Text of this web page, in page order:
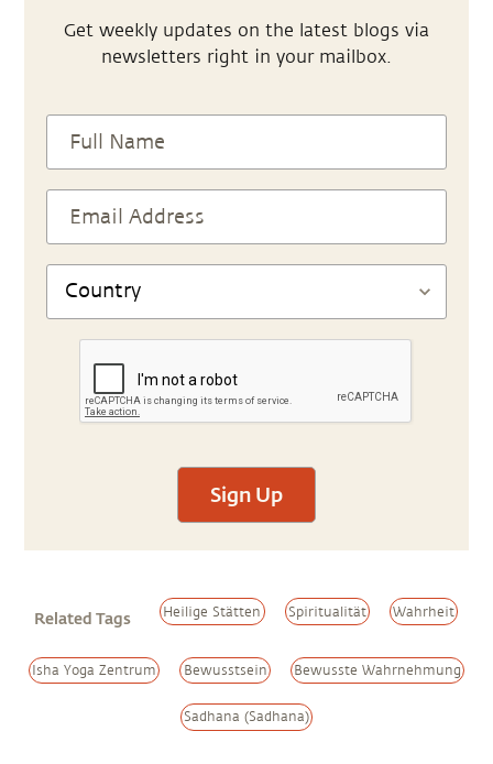
Get weekly updates on the latest blogs via
newsletters right in your mailbox.
Sign Up
Related Tags Heilige Stätten Spiritualität Wahrheit
Isha Yoga Zentrum Bewusstsein Bewusste Wahrnehmung
Sadhana (Sadhana)